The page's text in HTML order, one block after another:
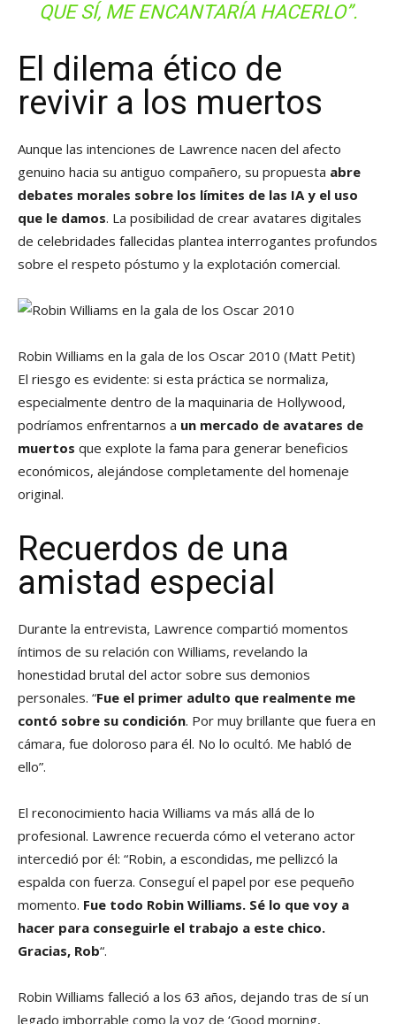
QUE SÍ, ME ENCANTARÍA HACERLO”.
El dilema ético de
revivir a los muertos
Aunque las intenciones de Lawrence nacen del afecto
genuino hacia su antiguo compañero, su propuesta abre
debates morales sobre los límites de las IA y el uso
que le damos. La posibilidad de crear avatares digitales
de celebridades fallecidas plantea interrogantes profundos
sobre el respeto póstumo y la explotación comercial.
Robin Williams en la gala de los Oscar 2010 (Matt Petit)
El riesgo es evidente: si esta práctica se normaliza,
especialmente dentro de la maquinaria de Hollywood,
podríamos enfrentarnos a un mercado de avatares de
muertos que explote la fama para generar beneficios
económicos, alejándose completamente del homenaje
original.
Recuerdos de una
amistad especial
Durante la entrevista, Lawrence compartió momentos
íntimos de su relación con Williams, revelando la
honestidad brutal del actor sobre sus demonios
personales. “Fue el primer adulto que realmente me
contó sobre su condición. Por muy brillante que fuera en
cámara, fue doloroso para él. No lo ocultó. Me habló de
ello”.
El reconocimiento hacia Williams va más allá de lo
profesional. Lawrence recuerda cómo el veterano actor
intercedió por él: “Robin, a escondidas, me pellizcó la
espalda con fuerza. Conseguí el papel por ese pequeño
momento. Fue todo Robin Williams. Sé lo que voy a
hacer para conseguirle el trabajo a este chico.
Gracias, Rob“.
Robin Williams falleció a los 63 años, dejando tras de sí un
legado imborrable como la voz de ‘Good morning,